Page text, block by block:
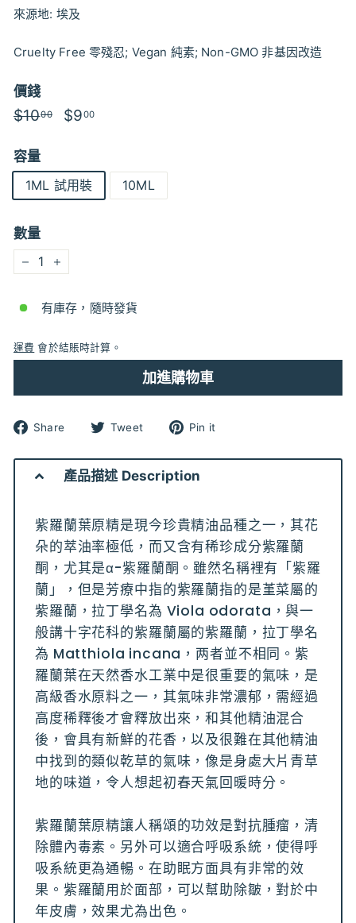
來源地: 埃及
Cruelty Free 零殘忍; Vegan 純素; Non-GMO 非基因改造
價錢
特
$1000$10.00
特
$900
容量
1ML 試用裝
10ML
數量
− +
有庫存，隨時發貨
運費 會於結賬時計算。
加進購物車
Share
Facebook
Tweet
Twitter
Pin it
產品描述 Description
紫羅蘭葉原精是現今珍貴精油品種之一，其花
朵的萃油率極低，而又含有稀珍成分紫羅蘭
酮，尤其是α-紫羅蘭酮。雖然名稱裡有「紫羅
蘭」，但是芳療中指的紫羅蘭指的是堇菜屬的
紫羅蘭，拉丁學名為 Viola odorata，與一
般講十字花科的紫羅蘭屬的紫羅蘭，拉丁學名
為 Matthiola incana，两者並不相同。紫
羅蘭葉在天然香水工業中是很重要的氣味，是
高級香水原料之一，其氣味非常濃郁，需經過
高度稀釋後才會釋放出來，和其他精油混合
後，會具有新鮮的花香，以及很難在其他精油
中找到的類似乾草的氣味，像是身處大片青草
地的味道，令人想起初春天氣回暖時分。
紫羅蘭葉原精讓人稱頌的功效是對抗腫瘤，清
除體內毒素。另外可以適合呼吸系統，使得呼
吸系統更為通暢。在助眠方面具有非常的效
果。紫羅蘭用於面部，可以幫助除皺，對於中
年皮膚，效果尤為出色。